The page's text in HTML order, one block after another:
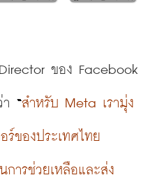
ของ Facebook
“สำหรับ Meta เรามุ่ง
ร์ของประเทศไทย
การช่วยเหลือและส่ง